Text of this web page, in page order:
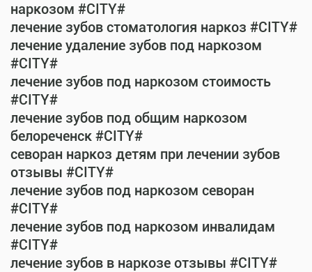
наркозом #CITY#
лечение зубов стоматология наркоз #CITY#
лечение удаление зубов под наркозом
#CITY#
лечение зубов под наркозом стоимость
#CITY#
лечение зубов под общим наркозом
белореченск #CITY#
севоран наркоз детям при лечении зубов
отзывы #CITY#
лечение зубов под наркозом севоран
#CITY#
лечение зубов под наркозом инвалидам
#CITY#
лечение зубов в наркозе отзывы #CITY#